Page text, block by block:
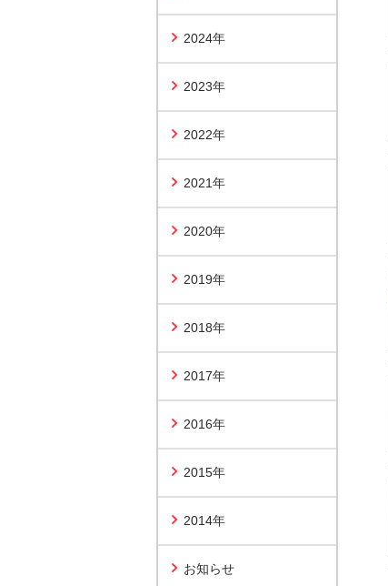
2024年
2023年
2022年
2021年
2020年
2019年
2018年
2017年
2016年
2015年
2014年
お知らせ